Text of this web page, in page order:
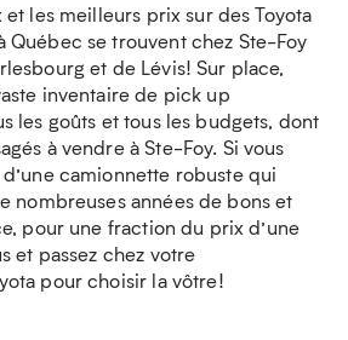
les meilleurs prix sur des Toyota
Québec se trouvent chez Ste-Foy
et de Lévis! Sur place,
inventaire de pick up
les goûts et tous les budgets, dont
à vendre à Ste-Foy. Si vous
camionnette robuste qui
nombreuses années de bons et
pour une fraction du prix d’une
et passez chez votre
pour choisir la vôtre!